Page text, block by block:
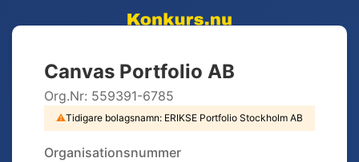
Canvas Portfolio AB
Org.Nr: 559391-6785
⚠Tidigare bolagsnamn: ERIKSE Portfolio Stockholm AB
Organisationsnummer